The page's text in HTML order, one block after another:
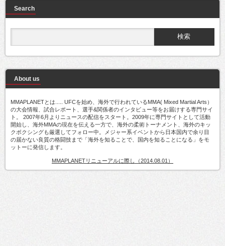
Search
About us
MMAPLANETとは..... UFCを始め、海外で行われているMMA( Mixed Martial Arts）
の大会情報、試合レポート、選手&関係者のインタビュー等をお届けする専門サイ
ト。 2007年6月よりニュースの配信をスタート。2009年に専門サイトとして活動
開始し、海外MMAの現在を伝える一方で、海外の柔術トーナメント、海外のキッ
クボクシングも厳選してフォロー中。メジャー系イベントから日本国内で余り目
の届かない良質の格闘技まで「海外を知ることで、国内を知ることになる」をモ
ットーに発信します。
MMAPLANETリニューアルに際し（2014.08.01）